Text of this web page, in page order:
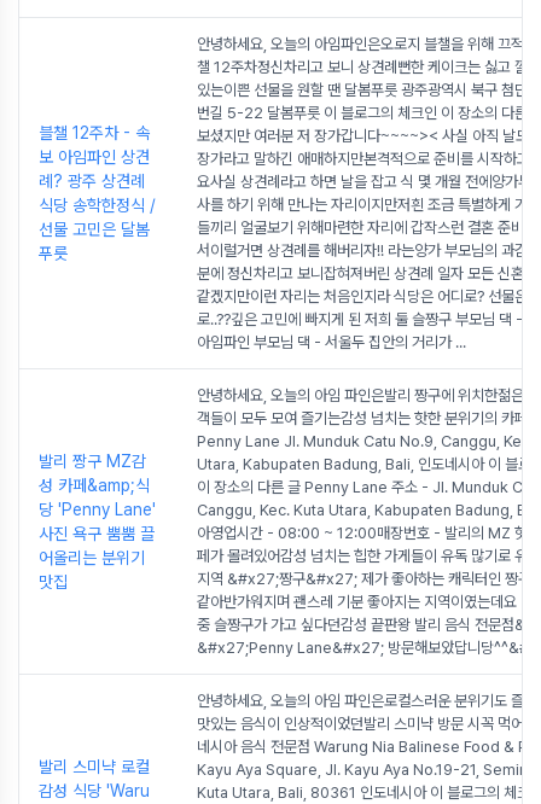
블챌 12주차 - 속
보 아임파인 상견
례? 광주 상견례
식당 송학한정식 /
선물 고민은 달봄
푸릇
안녕하세요, 오늘의 아임파인은오로지 블챌을 위해 끄적
챌 12주차정신차리고 보니 상견례뻔한 케이크는 싫고 깔
있는이쁜 선물을 원할 땐 달봄푸릇 광주광역시 북구 첨단
번길 5-22 달봄푸릇 이 블로그의 체크인 이 장소의 다른
보셨지만 여러분 저 장가갑니다~~~~>< 사실 아직 날도
장가라고 말하긴 애매하지만본격적으로 준비를 시작하고
요사실 상견례라고 하면 날을 잡고 식 몇 개월 전에양가부
사를 하기 위해 만나는 자리이지만저흰 조금 특별하게 가
들끼리 얼굴보기 위해마련한 자리에 갑작스런 결혼 준비
서이럴거면 상견례를 해버리자!! 라는양가 부모님의 과감
분에 정신차리고 보니잡혀져버린 상견례 일자 모든 신혼
같겠지만이런 자리는 처음인지라 식당은 어디로? 선물은
로..??깊은 고민에 빠지게 된 저희 둘 슬짱구 부모님 댁 -
아임파인 부모님 댁 - 서울두 집안의 거리가 ...
발리 짱구 MZ감
성 카페&amp;식
당 'Penny Lane'
사진 욕구 뿜뿜 끌
어올리는 분위기
맛집
안녕하세요, 오늘의 아임 파인은발리 짱구에 위치한젊은
객들이 모두 모여 즐기는감성 넘치는 핫한 분위기의 카페
Penny Lane Jl. Munduk Catu No.9, Canggu, Kec.
Utara, Kabupaten Badung, Bali, 인도네시아 이 블로
이 장소의 다른 글 Penny Lane 주소 - Jl. Munduk
Canggu, Kec. Kuta Utara, Kabupaten Badung,
아영업시간 - 08:00 ~ 12:00매장번호 - 발리의 MZ 핫한
페가 몰려있어감성 넘치는 힙한 가게들이 유독 많기로 유
지역 &#x27;짱구&#x27; 제가 좋아하는 캐릭터인 짱구
같아반가워지며 괜스레 기분 좋아지는 지역이였는데요 ㅎ
중 슬짱구가 가고 싶다던감성 끝판왕 발리 음식 전문점&
&#x27;Penny Lane&#x27; 방문해보았답니당
발리 스미냑 로컬
감성 식당 'Waru
안녕하세요, 오늘의 아임 파인은로컬스러운 분위기도 즐
맛있는 음식이 인상적이었던발리 스미냑 방문 시꼭 먹어
네시아 음식 전문점 Warung Nia Balinese Food &
Kayu Aya Square, Jl. Kayu Aya No.19-21,
Kuta Utara, Bali, 80361 인도네시아 이 블로그의 체크